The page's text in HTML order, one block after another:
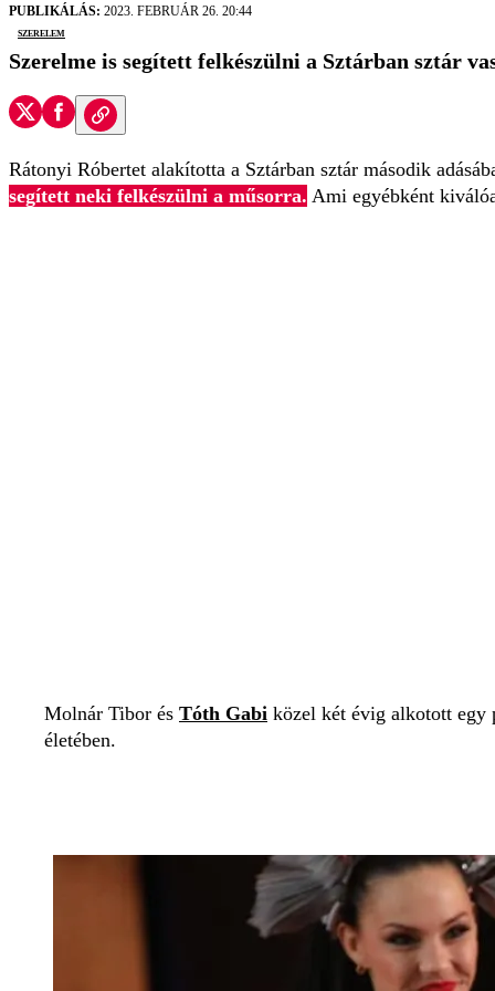
PUBLIKÁLÁS: 2023. FEBRUÁR 26. 20:44
szerelem
Szerelme is segített felkészülni a Sztárban sztár
Rátonyi Róbertet alakította a Sztárban sztár második
segített neki felkészülni a műsorra. Ami egyébként
Molnár Tibor és Tóth Gabi közel két évig alkotott egy
életében.